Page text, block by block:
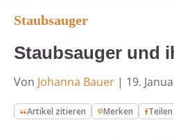
Staubsauger
Staubsauger und
Von Johanna Bauer | 19.
Artikel zitieren Merken Teilen